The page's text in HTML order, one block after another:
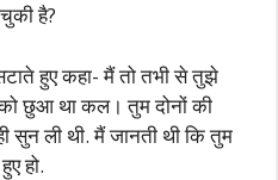
है?
हुए कहा- मैं तो तभी से तुझे
छुआ था कल। तुम दोनों की
सुन ली थी. मैं जानती थी कि तुम
हो.